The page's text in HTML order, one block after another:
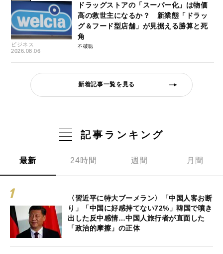
ビジネス
2026.08.06
ドラッグストアの「スーパー化」は物価
高の救世主になるか？ 新業態「ドラッ
グ＆フード型店舗」が見据える勝算と死
角
不破聡
新着記事一覧を見る
記事ランキング
最新 24時間 週間 月間
〈習近平に特大ブーメラン〉「中国人客お断
り」「中国に好感持てない72%」韓国で噴き
出した反中感情…中国人旅行者が直面した
「政治的摩擦」の正体